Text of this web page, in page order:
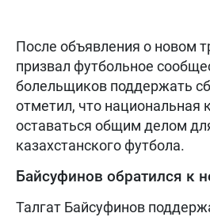
После объявления о новом
призвал футбольное
болельщиков поддержать
отметил, что национальная
оставаться общим делом
казахстанского футбола.
Байсуфинов обратился к
Талгат Байсуфинов